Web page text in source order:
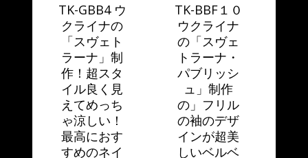
TK-GBB4 ウ
クライナの
「スヴェト
ラーナ」制
作！超スタ
イル良く見
えてめっち
ゃ涼しい！
最高におす
すめのネイ
TK-BBF１０
ウクライナ
の「スヴェ
トラーナ・
パブリッシ
ュ」制作
の」フリル
の袖のデザ
インが超美
しいベルベ